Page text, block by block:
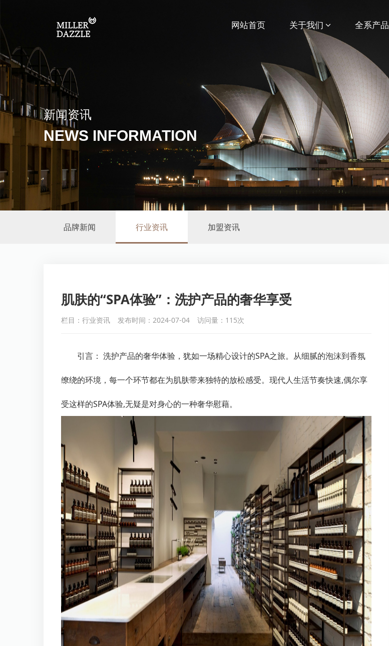
网站首页 关于我们 全系产品
新闻资讯
NEWS INFORMATION
品牌新闻 行业资讯 加盟资讯
肌肤的“SPA体验”：洗护产品的奢华享受
栏目：行业资讯 发布时间：2024-07-04 访问量：115次
引言： 洗护产品的奢华体验，犹如一场精心设计的SPA之旅。从细腻的泡沫到香氛
缭绕的环境，每一个环节都在为肌肤带来独特的放松感受。现代人生活节奏快速,偶尔享
受这样的SPA体验,无疑是对身心的一种奢华慰藉。